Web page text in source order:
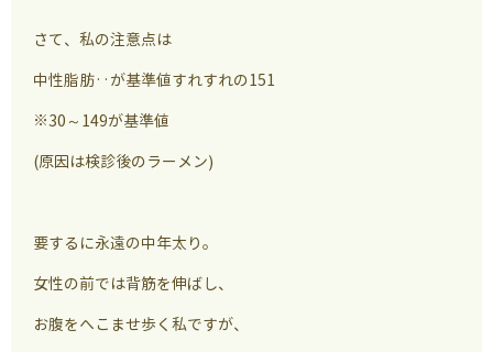
さて、私の注意点は
中性脂肪‥が基準値すれすれの151
※30～149が基準値
(原因は検診後のラーメン)
要するに永遠の中年太り。
女性の前では背筋を伸ばし、
お腹をへこませ歩く私ですが、